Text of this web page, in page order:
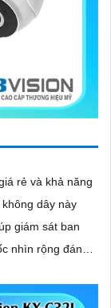
rẻ và khả năng
giám sát ban
nhìn rộng đáng